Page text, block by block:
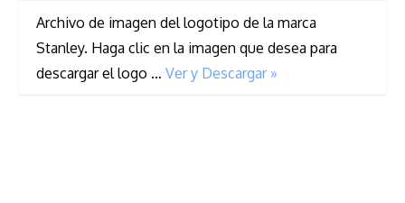
Archivo de imagen del logotipo de la marca
Stanley. Haga clic en la imagen que desea para
descargar el logo … Ver y Descargar »